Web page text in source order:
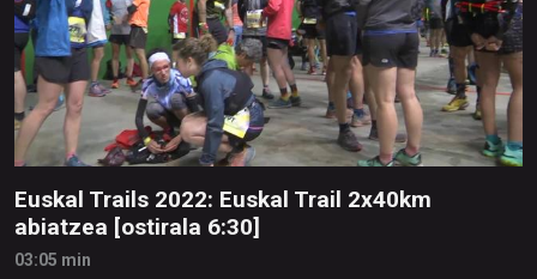
Euskal Trails 2022: Euskal Trail 2x40km
abiatzea [ostirala 6:30]
03:05 min